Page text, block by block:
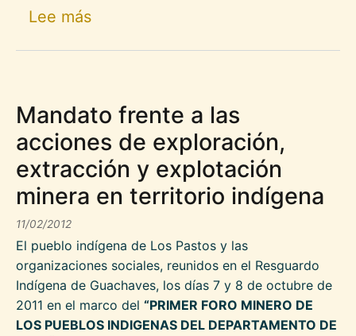
Lee mássobre Campesinos del Macizo
Mandato frente a las
acciones de exploración,
extracción y explotación
minera en territorio indígena
11/02/2012
El pueblo indígena de Los Pastos y las
organizaciones sociales, reunidos en el Resguardo
Indígena de Guachaves, los días 7 y 8 de octubre de
2011 en el marco del “PRIMER FORO MINERO DE
LOS PUEBLOS INDIGENAS DEL DEPARTAMENTO DE